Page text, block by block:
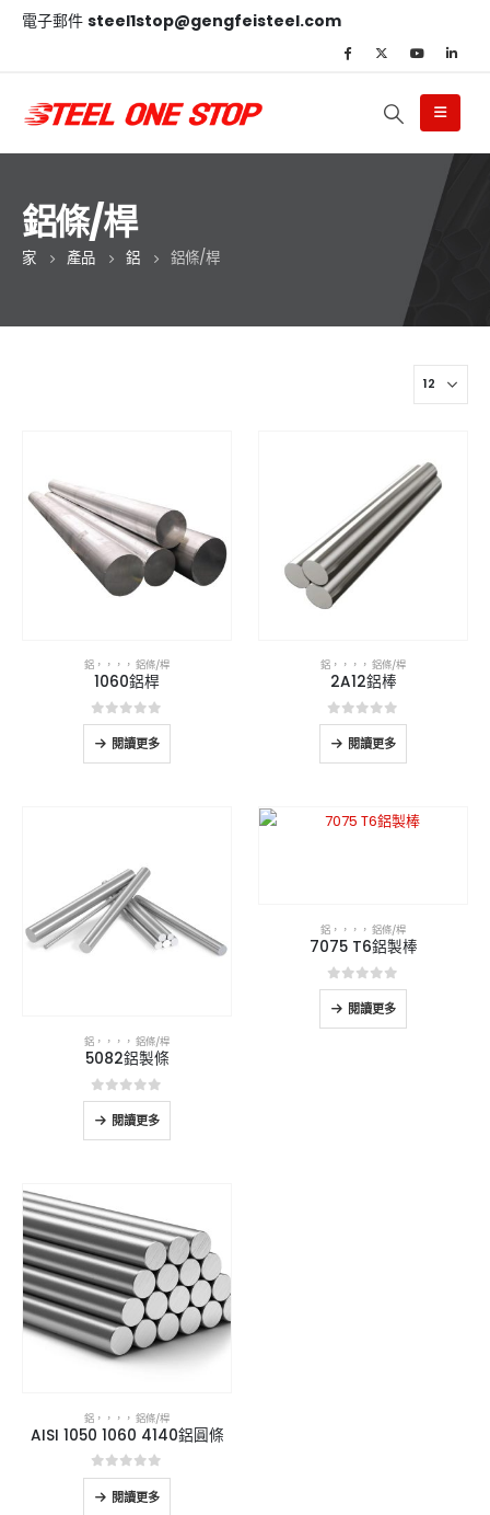
電子郵件 steel1stop@gengfeisteel.com
鋁條/桿
家 產品 鋁 鋁條/桿
鋁 ，，，， 鋁條/桿
1060鋁桿
05分
閱讀更多
鋁 ，，，， 鋁條/桿
2A12鋁棒
05分
閱讀更多
鋁 ，，，， 鋁條/桿
5082鋁製條
05分
閱讀更多
鋁 ，，，， 鋁條/桿
7075 T6鋁製棒
05分
閱讀更多
鋁 ，，，， 鋁條/桿
AISI 1050 1060 4140鋁圓條
05分
閱讀更多